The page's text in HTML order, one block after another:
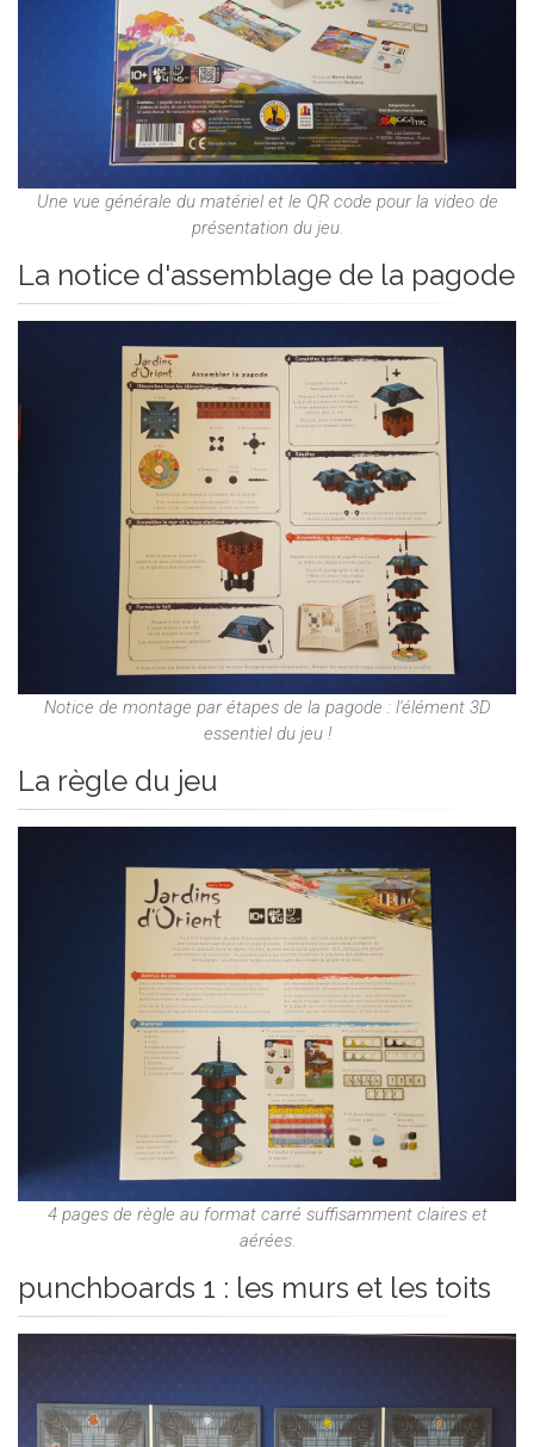
Une vue générale du matériel et le QR code pour la video de
présentation du jeu.
La notice d'assemblage de la pagode
Notice de montage par étapes de la pagode : l'élément 3D
essentiel du jeu !
La règle du jeu
4 pages de règle au format carré suffisamment claires et
aérées.
punchboards 1 : les murs et les toits